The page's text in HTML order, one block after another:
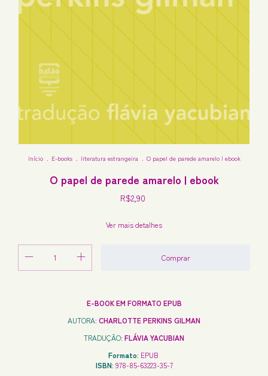
Início E-books literatura estrangeira O papel de parede amarelo | ebook
O papel de parede amarelo | ebook
R$2,90
Ver mais detalhes
E-BOOK EM FORMATO EPUB
AUTORA: CHARLOTTE PERKINS GILMAN
TRADUÇÃO: FLÁVIA YACUBIAN
Formato: EPUB
ISBN: 978-85-63223-35-7